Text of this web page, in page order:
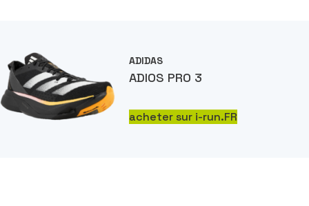
ADIDAS
ADIOS PRO 3
acheter sur i-run.FR